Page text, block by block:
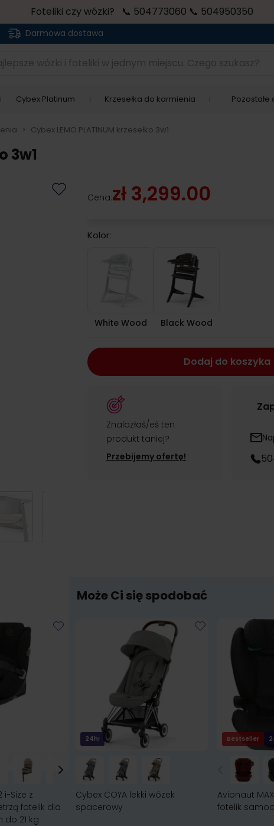
Foteliki czy wózki? 📞 504773060 📞 504950350
Darmowa dostawa
wózki i foteliki w jednym miejscu. Czego szukasz?
Cybex Platinum Krzesełka do karmienia Pozostałe
> Cybex LEMO PLATINUM krzesełko 3w1
3w1
Cena:zł 3,299.00
Kolor:
White Wood
White Wood
Black Wood
Black Wood
Dodaj do koszyka
Znalazłaś/eś ten
produkt taniej?
Przebijemy ofertę!
Może Ci się spodobać
i-Size z
fotelik dla
do 21 kg
24h!
Cybex COYA lekki wózek
spacerowy
Bestseller
Avionaut
fotelik